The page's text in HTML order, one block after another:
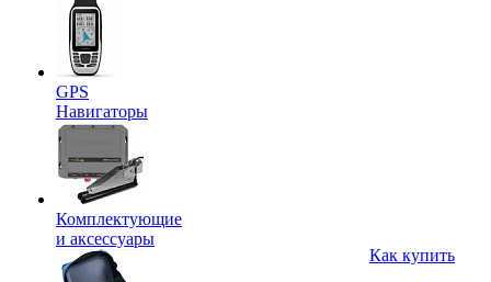
GPS
Навигаторы
Комплектующие
и аксессуары
Как купить